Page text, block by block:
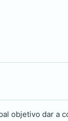
objetivo dar a